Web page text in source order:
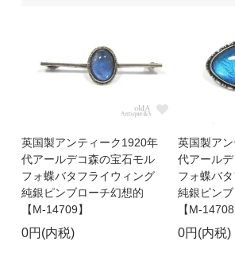
英国製アンティーク1920年
代アールデコ森の宝石モル
フォ蝶バタフライウィング
純銀ピンブローチ幻想的
【M-14709】
0円(内税)
英国製ア
代アール
フォ蝶バ
純銀ピン
【M-14708
0円(内税)